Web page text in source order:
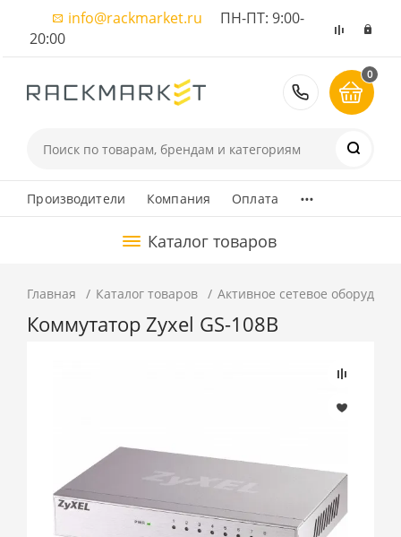
info@rackmarket.ru ПН-ПТ: 9:00-
20:00
8 (495)
0
Производители Компания Оплата ...
Каталог товаров
Главная Каталог товаров Активное сетевое
Коммутатор Zyxel GS-108B